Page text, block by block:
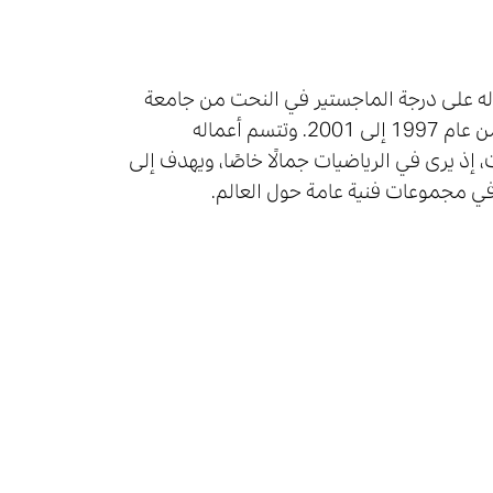
ياباني. بعد حصوله على درجة الماجستير في النحت من جامعة
طوكيو الوطنية للفنون الجميلة والموسيقى، عمل في المعهد محاضرًا من عام 1997 إلى 2001. وتتسم أعماله
إذ يرى في الرياضيات جمالًا خاصًا، ويهدف إلى
مجموعات فنية عامة حول العالم.